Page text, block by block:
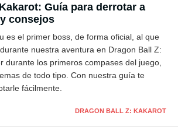
Guía para derrotar a
consejos
es el primer boss, de forma oficial, al que
nuestra aventura en Dragon Ball Z:
durante los primeros compases del juego,
de todo tipo. Con nuestra guía te
fácilmente.
DRAGON BALL Z: KAKAROT